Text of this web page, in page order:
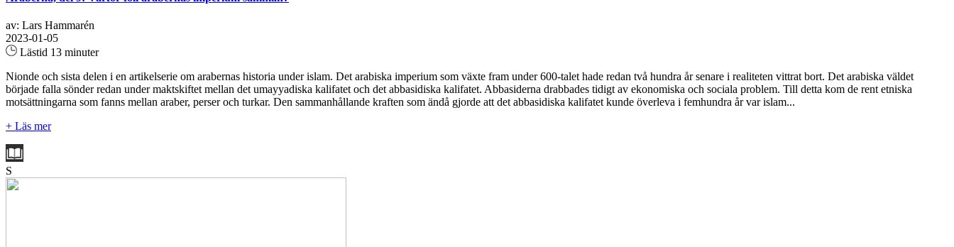
av: Lars Hammarén
2023-01-05
Lästid 13 minuter
Nionde och sista delen i en artikelserie om arabernas historia under islam. Det arabiska imperium som växte fram under 600-talet hade redan två hundra år senare i realiteten vittrat bort. Det arabiska väldet
började falla sönder redan under maktskiftet mellan det umayyadiska kalifatet och det abbasidiska kalifatet. Abbasiderna drabbades tidigt av ekonomiska och sociala problem. Till detta kom de rent etniska
motsättningarna som fanns mellan araber, perser och turkar. Den sammanhållande kraften som ändå gjorde att det abbasidiska kalifatet kunde överleva i femhundra år var islam...
+ Läs mer
S